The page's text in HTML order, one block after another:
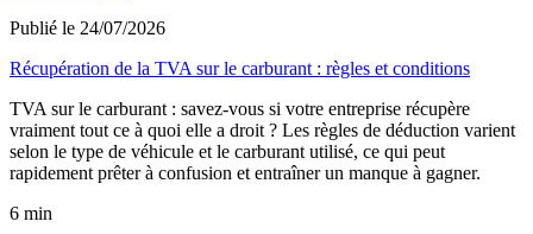
Publié le 24/07/2026
Récupération de la TVA sur le carburant : règles et conditions
TVA sur le carburant : savez-vous si votre entreprise récupère
vraiment tout ce à quoi elle a droit ? Les règles de déduction varient
selon le type de véhicule et le carburant utilisé, ce qui peut
rapidement prêter à confusion et entraîner un manque à gagner.
6 min